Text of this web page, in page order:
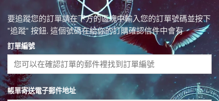
要追蹤您的訂單請在下方的區塊中輸入您的訂單號碼並按下
"追蹤" 按鈕. 這個號碼在給你的訂購確認信件中會有
訂單編號
帳單寄送電子郵件地址